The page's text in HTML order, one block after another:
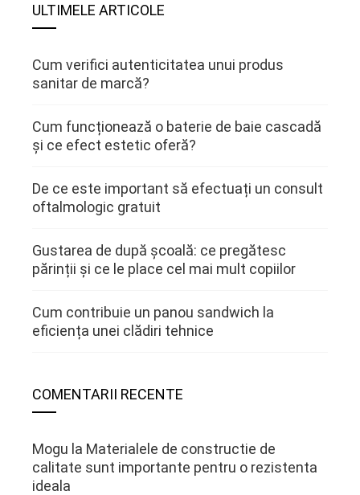
ULTIMELE ARTICOLE
Cum verifici autenticitatea unui produs
sanitar de marcă?
Cum funcționează o baterie de baie cascadă
și ce efect estetic oferă?
De ce este important să efectuați un consult
oftalmologic gratuit
Gustarea de după școală: ce pregătesc
părinții și ce le place cel mai mult copiilor
Cum contribuie un panou sandwich la
eficiența unei clădiri tehnice
COMENTARII RECENTE
Mogu la Materialele de constructie de
calitate sunt importante pentru o rezistenta
ideala